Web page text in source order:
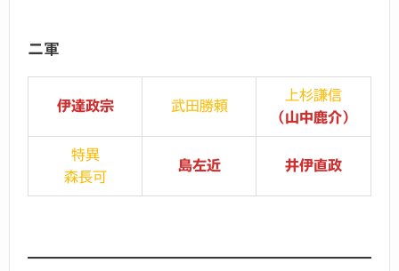
二軍
伊達政宗 武田勝頼
上杉謙信
（山中鹿介）
特異
森長可
島左近 井伊直政